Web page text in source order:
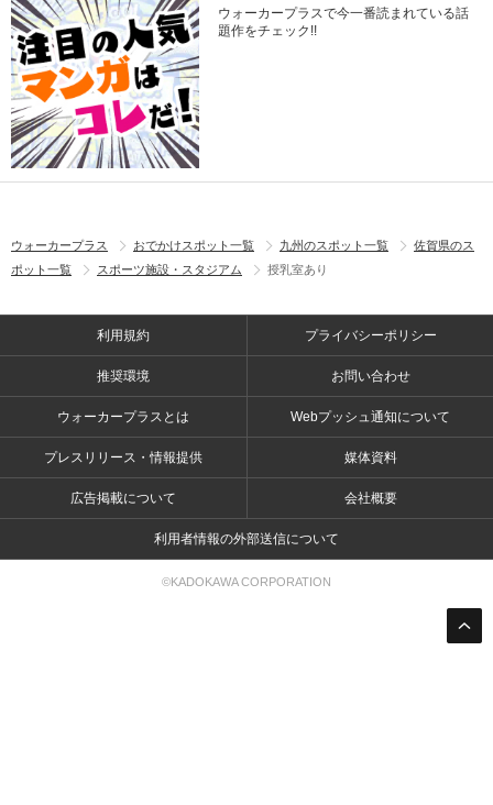
ウォーカープラスで今一番読まれている話
題作をチェック!!
ウォーカープラス おでかけスポット一覧 九州のスポット一覧
佐賀県のス
ポット一覧
スポーツ施設・スタジアム 授乳室あり
利用規約 プライバシーポリシー
推奨環境 お問い合わせ
ウォーカープラスとは Webプッシュ通知について
プレスリリース・情報提供 媒体資料
広告掲載について 会社概要
利用者情報の外部送信について
©KADOKAWA CORPORATION